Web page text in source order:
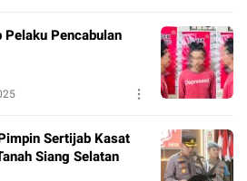
Pencabulan
Sertijab Kasat
Siang Selatan